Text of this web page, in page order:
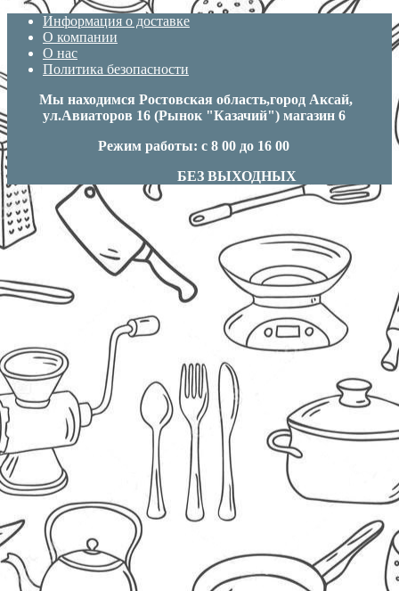
Информация о доставке
О компании
О нас
Политика безопасности
Мы находимся Ростовская область,город Аксай,
ул.Авиаторов 16 (Рынок "Казачий") магазин 6
Режим работы: с 8 00 до 16 00
БЕЗ ВЫХОДНЫХ